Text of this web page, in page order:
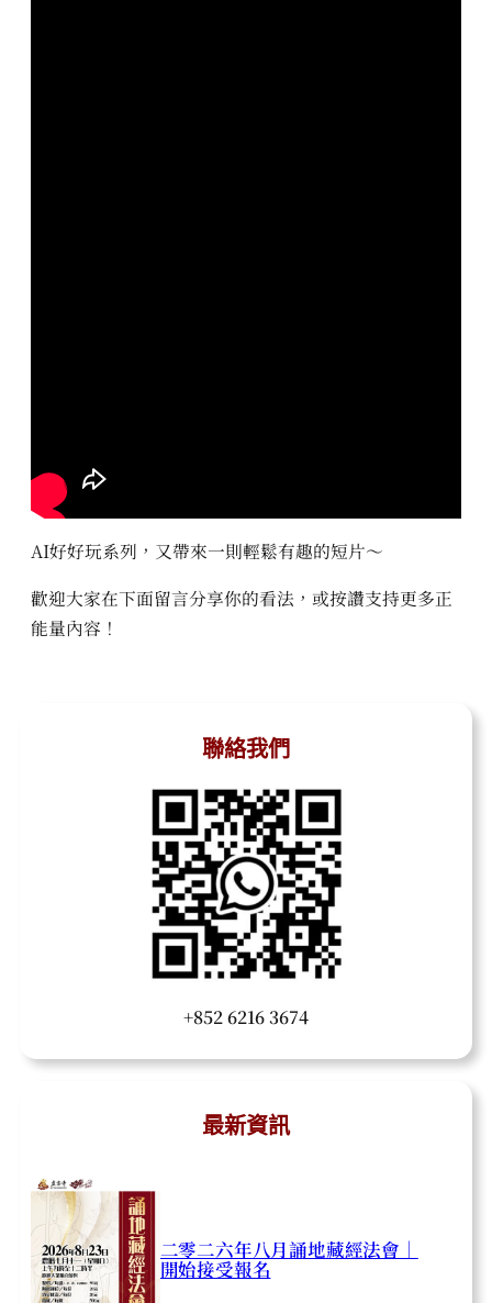
AI好好玩系列，又帶來一則輕鬆有趣的短片～
歡迎大家在下面留言分享你的看法，或按讚支持更多正
能量內容！
聯絡我們
+852 6216 3674
最新資訊
二零二六年八月誦地藏經法會｜
開始接受報名